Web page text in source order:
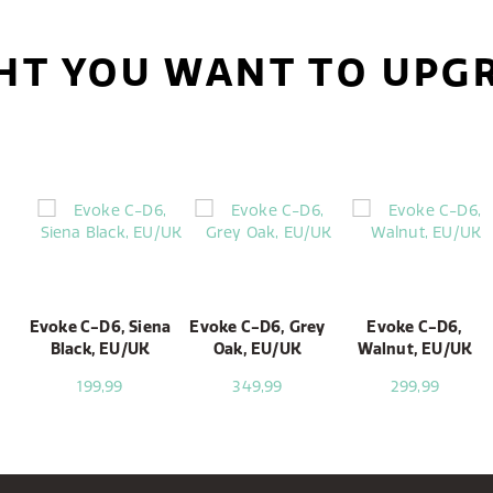
YOU WANT TO
Evoke C-D6, Siena
Black, EU/UK
199,99
Evoke C-D6, Grey
Oak, EU/UK
349,99
Evoke C-D6,
Walnut, EU/UK
299,99